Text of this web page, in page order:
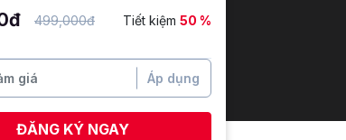
499,000đ Tiết kiệm 50 %
Áp dụng
ĐĂNG KÝ NGAY